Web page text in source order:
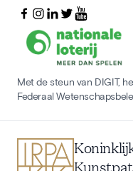
Met de steun van DIGIT,
Federaal